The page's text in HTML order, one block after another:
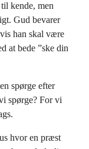
kende, men
Gud bevarer
han skal være
at bede ”ske din
spørge efter
spørge? For vi
hvor en præst